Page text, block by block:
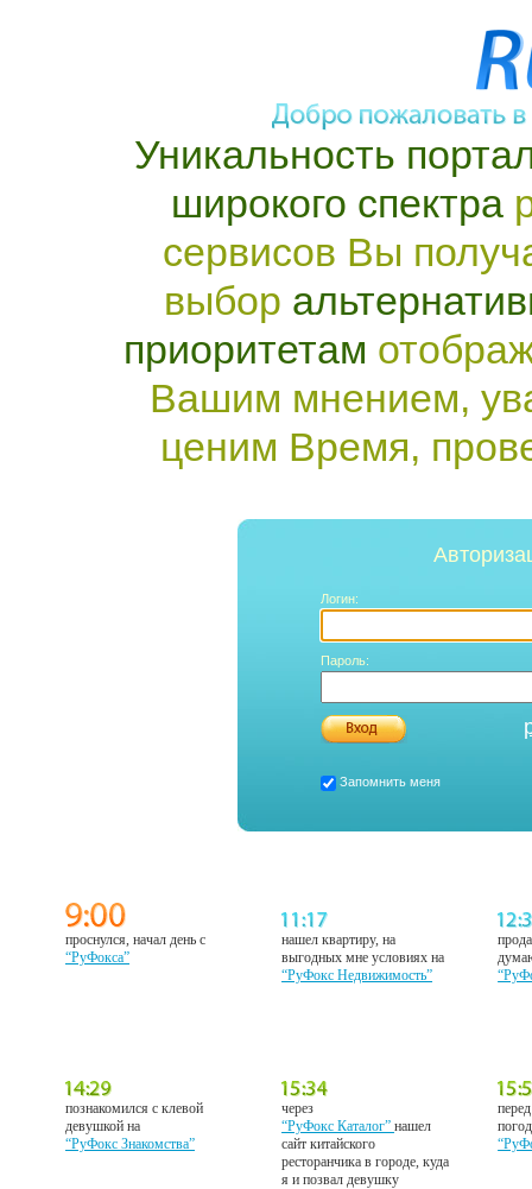
Уникальность
широкого спектра
сервисов Вы
выбор
приоритетам
Вашим мнением,
ценим Время,
Логин:
Пароль:
Запомнить меня
проснулся, начал день с
“РуФокса”
нашел квартиру, на
выгодных мне условиях на
“РуФокс Недвижимость”
познакомился с клевой
девушкой на
“РуФокс Знакомства”
через
“РуФокс Каталог”нашел
сайт китайского
ресторанчика в городе, куда
я и позвал девушку